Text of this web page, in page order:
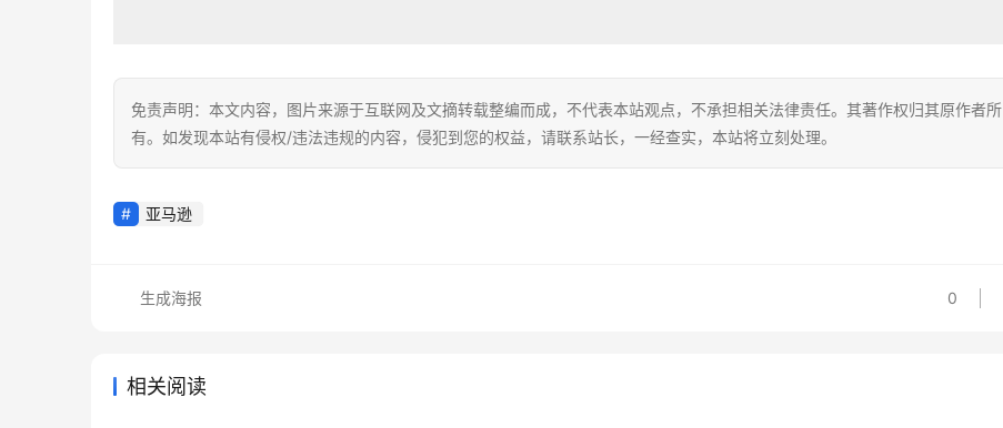
免责声明：本文内容，图片来源于互联网及文摘转载整编而成，不代表本站观点，不承担相关法律责任。其著作权归其原作者所
有。如发现本站有侵权/违法违规的内容，侵犯到您的权益，请联系站长，一经查实，本站将立刻处理。
亚马逊
0
生成海报
相关阅读